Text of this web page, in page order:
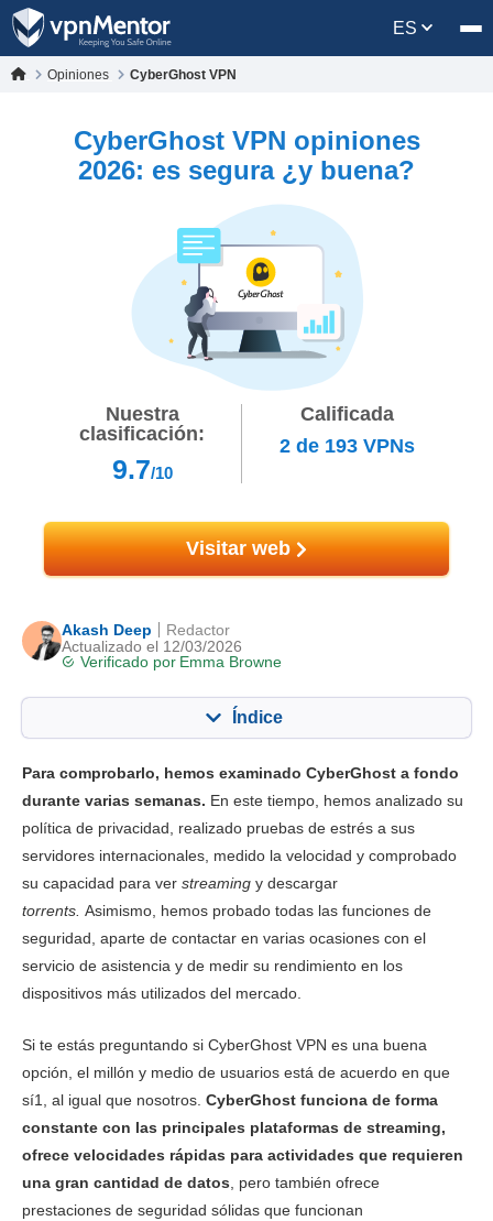
ES
Opiniones CyberGhost VPN
CyberGhost VPN opiniones
2026: es segura ¿y buena?
Nuestra
clasificación:
9.7/10
Calificada
2de 193 VPNs
Visitar web
Akash Deep
Actualizado el 12/03/2026
Verificado por Emma Browne
Redactor
Índice
Funciones principales 9.4
Streaming 10.0
Gaming 9.4
Red de servidores 9.8
Seguridad 9.9
Descargar torrents
Instalación y apps 9.8
Fiabilidad y asistencia 9.9
Para comprobarlo, hemos examinado CyberGhost a fondo
durante varias semanas. En este tiempo, hemos analizado su
política de privacidad, realizado pruebas de estrés a sus
servidores internacionales, medido la velocidad y comprobado
su capacidad para ver streaming y descargar
torrents. Asimismo, hemos probado todas las funciones de
seguridad, aparte de contactar en varias ocasiones con el
servicio de asistencia y de medir su rendimiento en los
dispositivos más utilizados del mercado.
Si te estás preguntando si CyberGhost VPN es una buena
opción, el millón y medio de usuarios está de acuerdo en que
sí1, al igual que nosotros. CyberGhost funciona de forma
constante con las principales plataformas de streaming,
ofrece velocidades rápidas para actividades que requieren
una gran cantidad de datos, pero también ofrece
prestaciones de seguridad sólidas que funcionan